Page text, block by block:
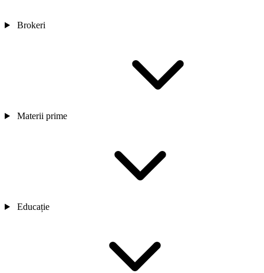
Brokeri
Materii prime
Educație